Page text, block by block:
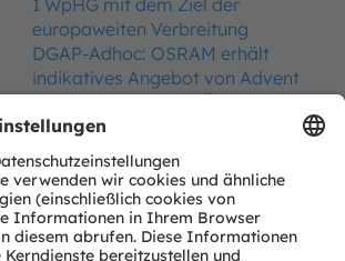
1 WpHG mit dem Ziel der
europaweiten Verbreitung
DGAP-Adhoc: OSRAM erhält
indikatives Angebot von Advent
DGAP-PVR: OSRAM Licht AG:
Veröffentlichung gemäß § 40 Abs.
1 WpHG mit dem Ziel der
europaweiten Verbreitung
DGAP-PVR: OSRAM Licht AG:
Veröffentlichung gemäß § 40 Abs.